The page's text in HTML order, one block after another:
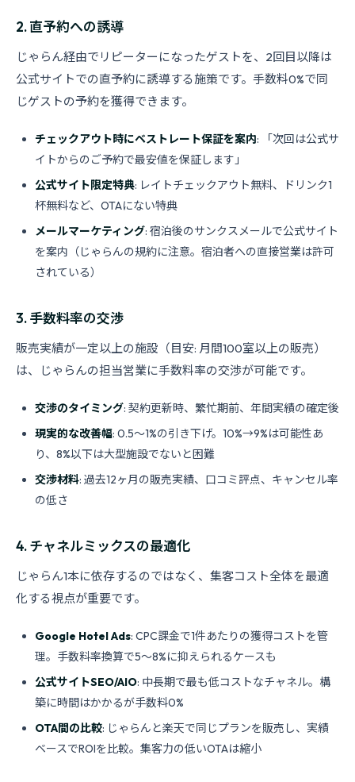
2. 直予約への誘導
じゃらん経由でリピーターになったゲストを、2回目以降は
公式サイトでの直予約に誘導する施策です。手数料0%で同
じゲストの予約を獲得できます。
チェックアウト時にベストレート保証を案内: 「次回は公式サ
イトからのご予約で最安値を保証します」
公式サイト限定特典: レイトチェックアウト無料、ドリンク1
杯無料など、OTAにない特典
メールマーケティング: 宿泊後のサンクスメールで公式サイト
を案内（じゃらんの規約に注意。宿泊者への直接営業は許可
されている）
3. 手数料率の交渉
販売実績が一定以上の施設（目安: 月間100室以上の販売）
は、じゃらんの担当営業に手数料率の交渉が可能です。
交渉のタイミング: 契約更新時、繁忙期前、年間実績の確定後
現実的な改善幅: 0.5〜1%の引き下げ。10%→9%は可能性あ
り、8%以下は大型施設でないと困難
交渉材料: 過去12ヶ月の販売実績、口コミ評点、キャンセル率
の低さ
4. チャネルミックスの最適化
じゃらん1本に依存するのではなく、集客コスト全体を最適
化する視点が重要です。
Google Hotel Ads: CPC課金で1件あたりの獲得コストを管
理。手数料率換算で5〜8%に抑えられるケースも
公式サイトSEO/AIO: 中長期で最も低コストなチャネル。構
築に時間はかかるが手数料0%
OTA間の比較: じゃらんと楽天で同じプランを販売し、実績
ベースでROIを比較。集客力の低いOTAは縮小